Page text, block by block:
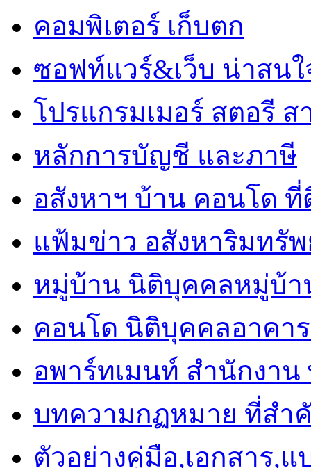
คอมพิเตอร์ เก็บตก
ซอฟท์แวร์&เว็บ น่าสนใ
โปรแกรมเมอร์ สตอรี ส
หลักการบัญชี และภาษี
อสังหาฯ บ้าน คอนโด
แฟ้มข่าว อสังหาริมทรั
หมู่บ้าน นิติบุคคลหมู่บ้า
คอนโด นิติบุคคลอาคา
อพาร์ทเมนท์ สำนักงาน
บทความกฏหมาย ที่สำ
ตัวอย่างคู่มือ,เอกสาร,